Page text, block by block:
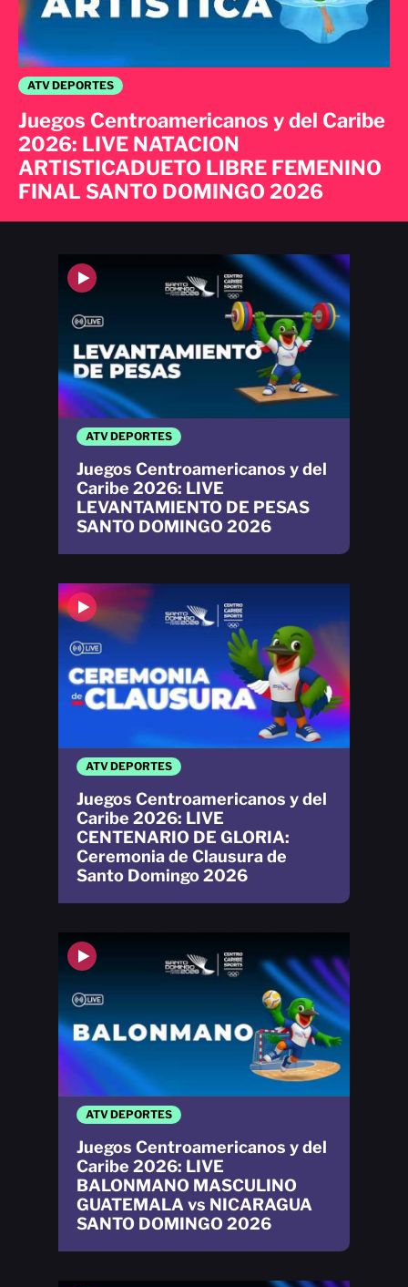
ATV DEPORTES
Juegos Centroamericanos y del Caribe
2026: LIVE NATACION
ARTISTICADUETO LIBRE FEMENINO
FINAL SANTO DOMINGO 2026
ATV DEPORTES
Juegos Centroamericanos y del
Caribe 2026: LIVE
BALONMANO MASCULINO
GUATEMALA vs NICARAGUA
SANTO DOMINGO 2026
ATV DEPORTES
Juegos Centroamericanos y del
Caribe 2026: LIVE
CENTENARIO DE GLORIA:
Ceremonia de Clausura de
Santo Domingo 2026
ATV DEPORTES
Juegos Centroamericanos y del
Caribe 2026: LIVE
LEVANTAMIENTO DE PESAS
SANTO DOMINGO 2026